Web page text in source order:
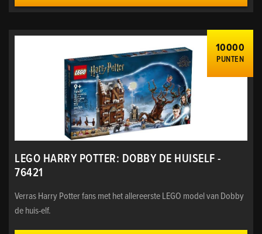
10000
PUNTEN
LEGO HARRY POTTER: DOBBY DE HUISELF -
76421
Verras Harry Potter fans met het allereerste LEGO model van Dobby
de huis-elf.